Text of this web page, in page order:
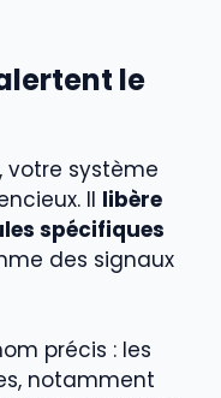
le
votre système
Il libère
spécifiques
des signaux
précis : les
notamment